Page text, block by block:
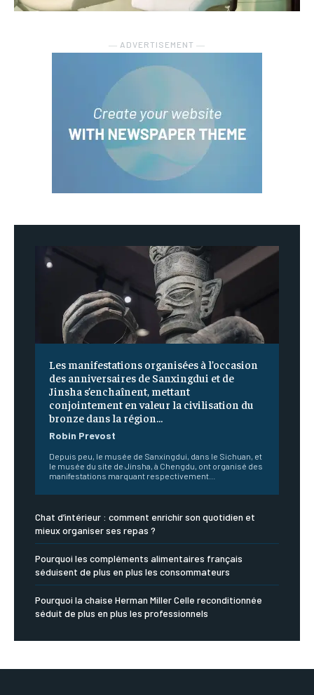
― ADVERTISEMENT ―
Les manifestations organisées à l’occasion
des anniversaires de Sanxingdui et de
Jinsha s’enchaînent, mettant
conjointement en valeur la civilisation du
bronze dans la région...
Robin Prevost
Depuis peu, le musée de Sanxingdui, dans le Sichuan, et
le musée du site de Jinsha, à Chengdu, ont organisé des
manifestations marquant respectivement...
Chat d’intérieur : comment enrichir son quotidien et
mieux organiser ses repas ?
Pourquoi les compléments alimentaires français
séduisent de plus en plus les consommateurs
Pourquoi la chaise Herman Miller Celle reconditionnée
séduit de plus en plus les professionnels